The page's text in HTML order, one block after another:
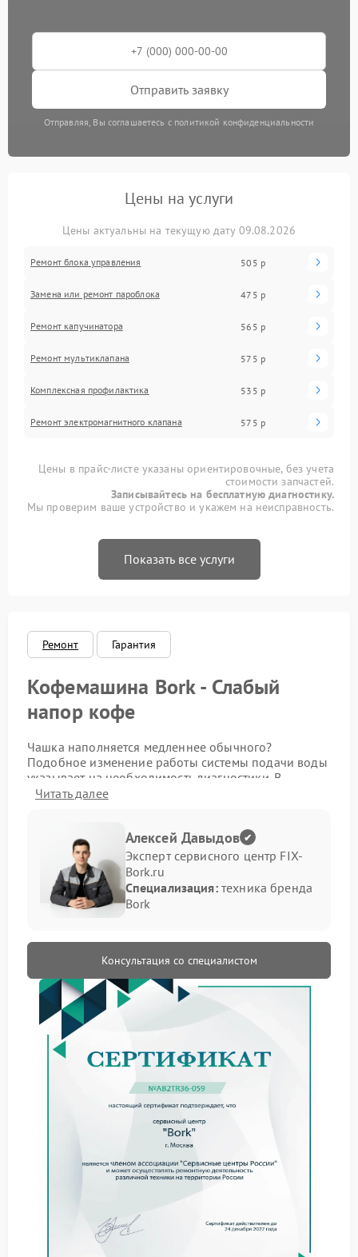
Отправить заявку
Отправляя, Вы соглашаетесь с политикой конфиденциальности
Цены на услуги
Цены актуальны на текущую дату 09.08.2026
Ремонт блока управления 505 р
Замена или ремонт пароблока 475 р
Ремонт капучинатора 565 р
Ремонт мультиклапана 575 р
Комплексная профилактика 535 р
Ремонт электромагнитного клапана 575 р
Цены в прайс-листе указаны ориентировочные, без учета
стоимости запчастей.
Записывайтесь на бесплатную диагностику.
Мы проверим ваше устройство и укажем на неисправность.
Показать все услуги
Ремонт Гарантия
Кофемашина Bork - Слабый
напор кофе
Чашка наполняется медленнее обычного?
Подобное изменение работы системы подачи воды
указывает на необходимость диагностики. В
подобных ситуациях ремонт Bork позволяет вернуть
Причины уменьшения напора
Подача кофе зависит от состояния внутренних
элементов системы подачи воды. Когда внутри
отложения минеральных примесей внутри
каналов подачи воды
загрязнение сеток и фильтрующих элементов
ослабление уплотнений в системе подачи
снижение эффективности работы насоса
В сервисе FIX-BORK при диагностике уделяется
внимание всем элементам, которые формируют
давление во время приготовления напитка. Это
позволяет определить состояние системы и
подобрать оптимальный вариант ремонта.
Признаки снижения давления
Перед тем как поток становится совсем слабым,
техника подает несколько заметных сигналов. Стоит
обратить внимание на следующие изменения:
Читать далее
Алексей Давыдов
Эксперт сервисного центр FIX-
Bork.ru
Специализация:техника бренда
Bork
Консультация со специалистом